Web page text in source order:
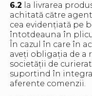
6.2 la livrarea
achitată către
cea evidențiată pe
întotdeauna în
În cazul în care în
aveți obligația de a
societății de
suportind în
aferente comenzii.